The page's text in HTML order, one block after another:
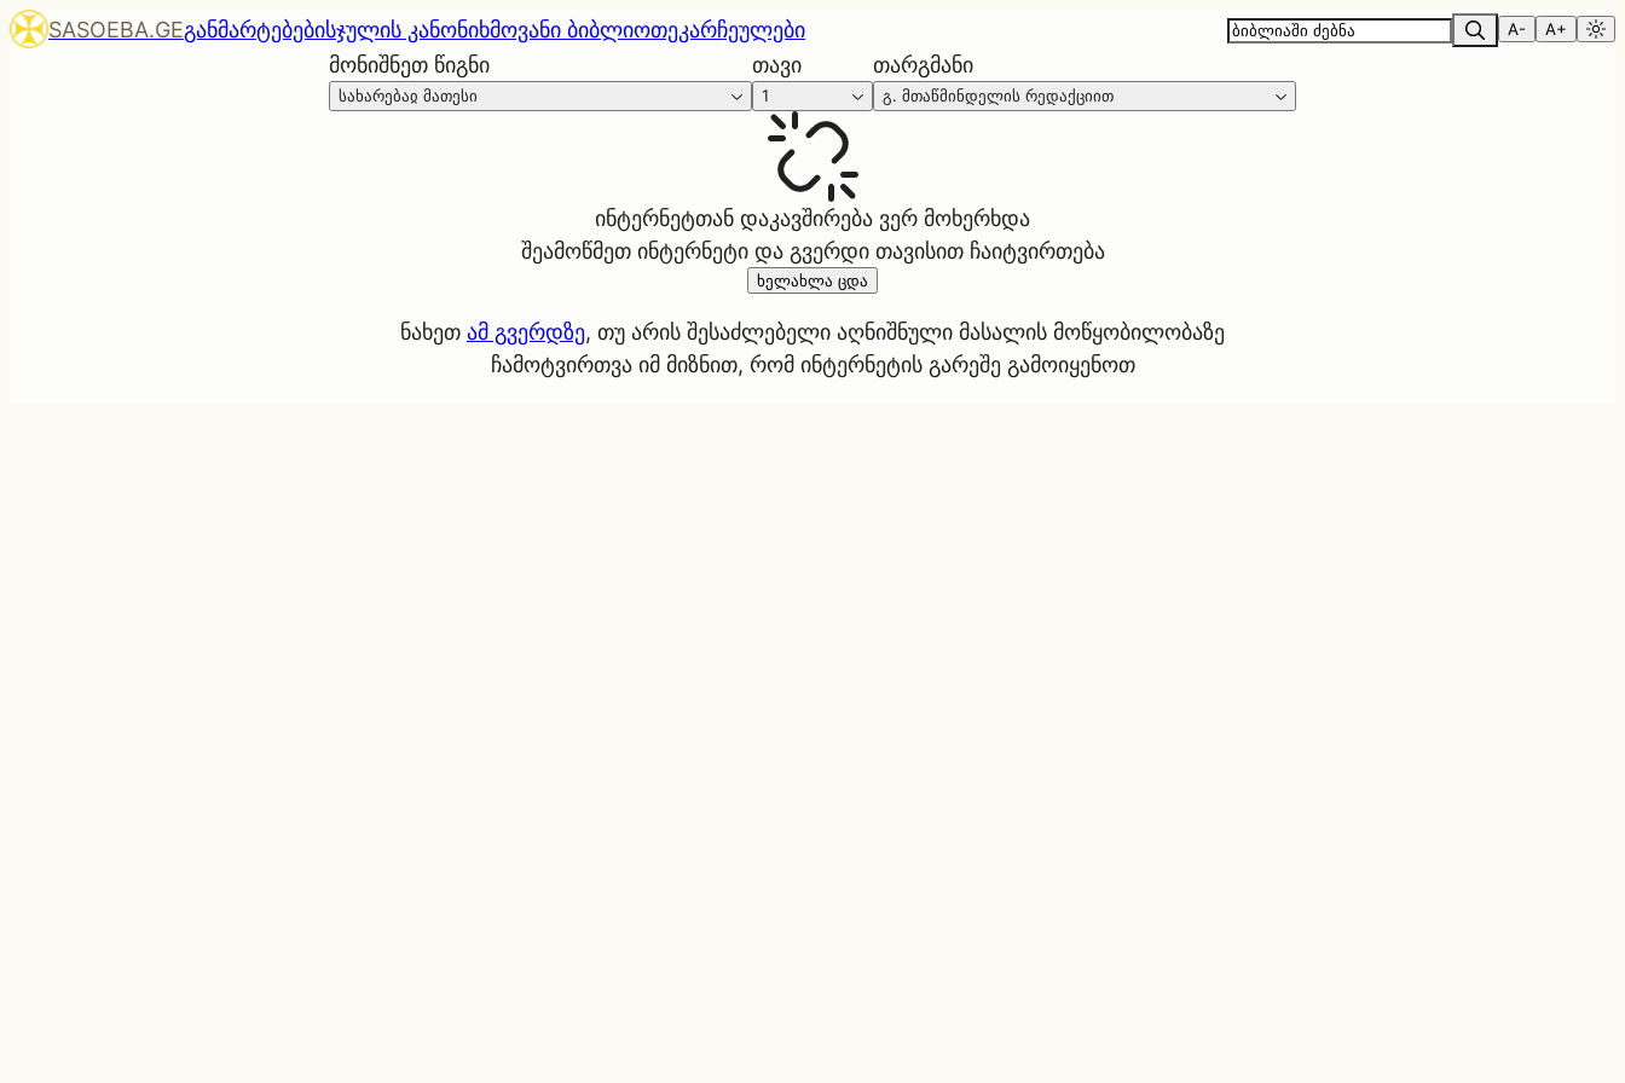
SASOEBA.GEგანმარტებებისჯულის კანონიხმოვანი ბიბლიოთეკარჩეულები A- A+
მონიშნეთ წიგნი
სახარებაჲ მათესი
თავი
1
თარგმანი
გ. მთაწმინდელის რედაქციით
ინტერნეტთან დაკავშირება ვერ მოხერხდა
შეამოწმეთ ინტერნეტი და გვერდი თავისით ჩაიტვირთება
ხელახლა ცდა
ნახეთ ამ გვერდზე, თუ არის შესაძლებელი აღნიშნული მასალის მოწყობილობაზე
ჩამოტვირთვა იმ მიზნით, რომ ინტერნეტის გარეშე გამოიყენოთ